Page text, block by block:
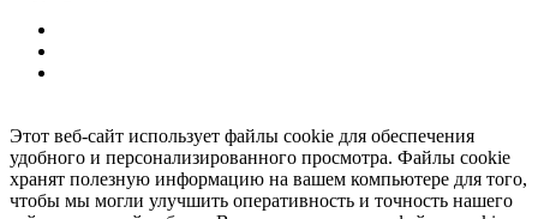
Этот веб-сайт использует файлы cookie для обеспечения
удобного и персонализированного просмотра. Файлы cookie
хранят полезную информацию на вашем компьютере для того,
чтобы мы могли улучшить оперативность и точность нашего